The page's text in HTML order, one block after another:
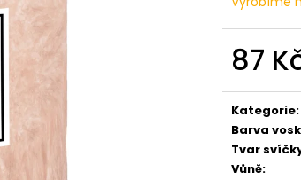
87
cena:
Kategorie:
Barva
Tvar
Vůně:
PŘÍRODNÍ VONNÁ SVÍČKA SÓJOVÁ -
AROMKA - SET 10 KS ČAJOVÝCH
SVÍČEK V PLECHU - HEBKÁ LINIE-DEEP
LINE
180 Kč